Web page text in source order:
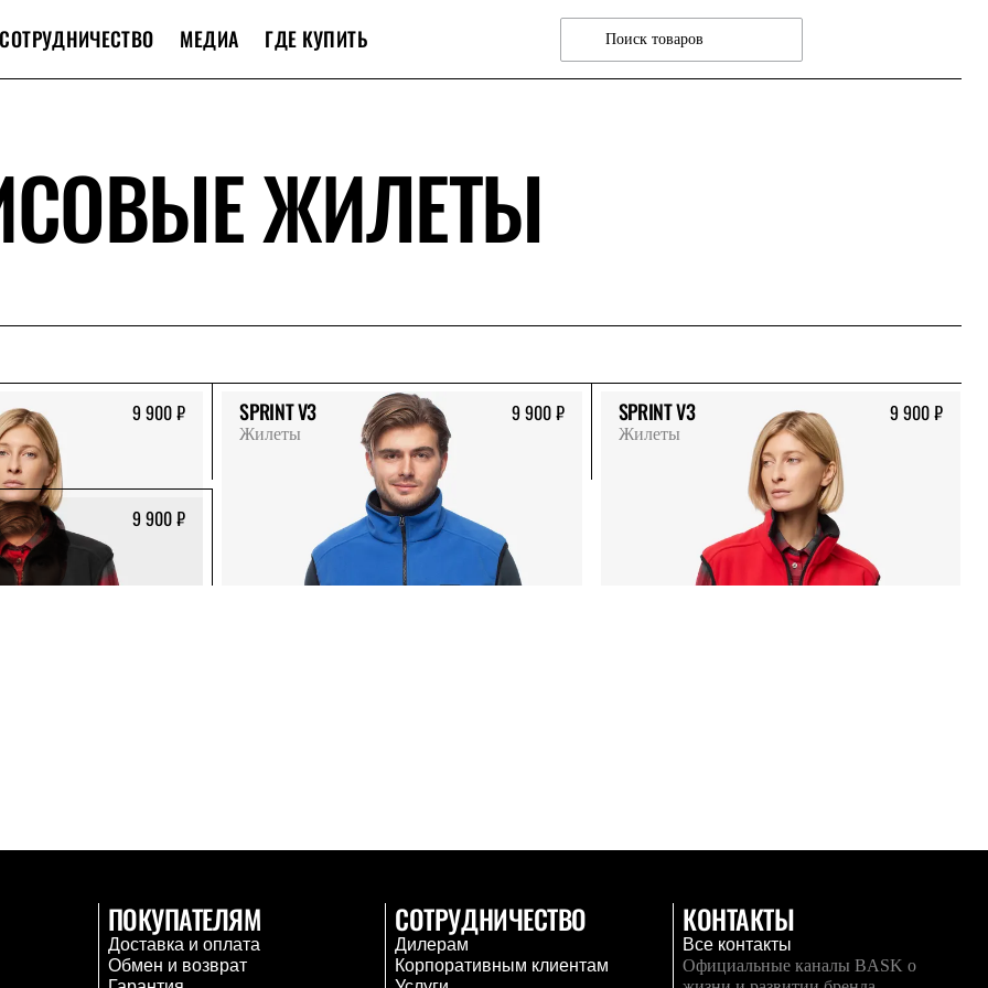
СОТРУДНИЧЕСТВО МЕДИА ГДЕ КУПИТЬ
ЖИЛЕТЫ
9 900 ₽ SPRINT V3
Жилеты
9 900 ₽ SPRINT V3
Жилеты
9 900 ₽
9 900 ₽
ПОКУПАТЕЛЯМ
Доставка и оплата
Обмен и возврат
СОТРУДНИЧЕСТВО
Дилерам
Корпоративным клиентам
КОНТАКТЫ
Все контакты
Официальные каналы BASK о